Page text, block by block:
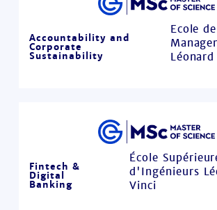
Accountability and
Corporate
Sustainability
Ecole de
Fintech &
Digital
Banking
École
d'Ingénieurs
Vinci